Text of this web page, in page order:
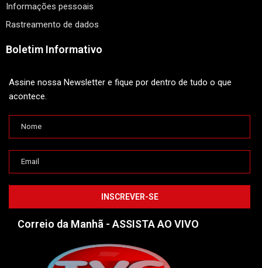
Informações pessoais
Rastreamento de dados
Boletim Informativo
Assine nossa Newsletter e fique por dentro de tudo o que
acontece.
Correio da Manhã - ASSISTA AO VIVO